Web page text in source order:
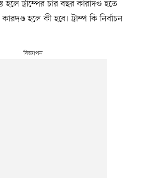
ট্রাম্পের চার বছর কারাদণ্ড হতে
হলে কী হবে। ট্রাম্প কি নির্বাচন